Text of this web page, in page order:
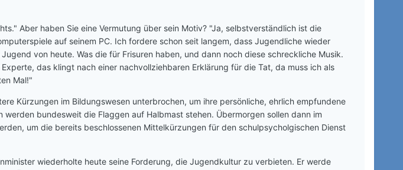
Aber haben Sie eine Vermutung über sein Motiv? "Ja, selbstverständlich ist die
auf seinem PC. Ich fordere schon seit langem, dass Jugendliche wieder
von heute. Was die für Frisuren haben, und dann noch diese schreckliche Musik.
das klingt nach einer nachvollziehbaren Erklärung für die Tat, da muss ich als
Mal!"
Kürzungen im Bildungswesen unterbrochen, um ihre persönliche, ehrlich empfundene
bundesweit die Flaggen auf Halbmast stehen. Übermorgen sollen dann im
um die bereits beschlossenen Mittelkürzungen für den schulpsycholgischen Dienst
wiederholte heute seine Forderung, die Jugendkultur zu verbieten. Er werde